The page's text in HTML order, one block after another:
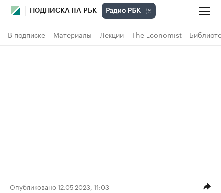
ПОДПИСКА НА РБК
В подписке Материалы Лекции The Economist
Опубликовано 12.05.2023, 11:03